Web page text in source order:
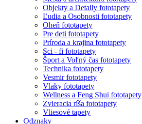
Objekty a Detaily fototapety
Ľudia a Osobnosti fototapety
Oheň fototapety
Pre deti fototapety
Príroda a krajina fototapety
Sci - fi fototapety
Šport a Voľný čas fototapety
Technika fototapety
Vesmir fototapety
Vlaky fototapety
Wellness a Feng Shui fototapety
Zvieracia ríša fototapety
Vliesové tapety
Odznaky